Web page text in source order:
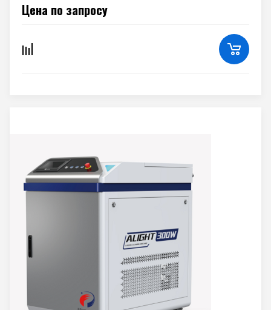
Цена по запросу